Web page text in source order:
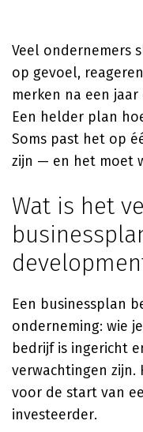
Veel ondernemers
op gevoel,
merken na een
Een helder plan
Soms past het op
zijn — en het moet
Wat is het
Een businessplan
onderneming: wie
bedrijf is ingericht
verwachtingen zijn.
voor de start van
investeerder.